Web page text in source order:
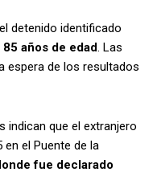
detenido identificado
años de edad. Las
espera de los resultados
indican que el extranjero
el Puente de la
fue declarado